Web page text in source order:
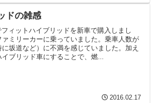
ドの雑感
ィットハイブリッドを新車で購入しまし
ミリーカーに乗っていました。乗車人数が
坂道など）に不満を感じていました。加え
ブリッド車にすることで、燃...
2016.02.17